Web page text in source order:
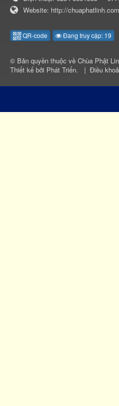
Website: http://chuaphatlinh.com
QR-code Đang truy cập: 19
© Bản quyền thuộc về Chùa Phật
Thiết kế bởi Phát Triển. | Điều